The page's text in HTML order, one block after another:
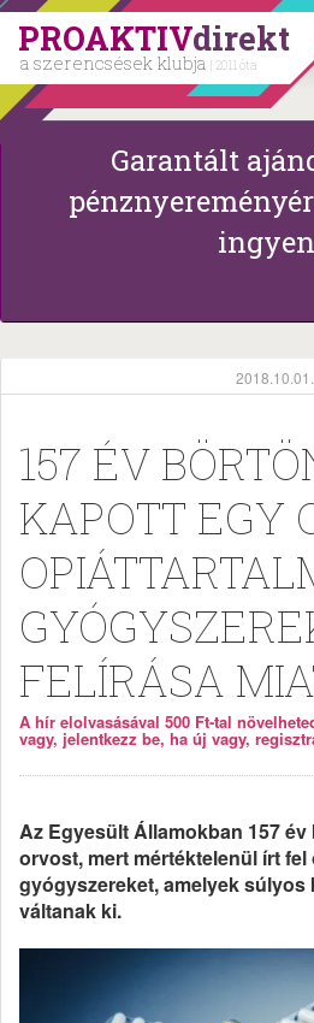
PROAKTIVdirekt
a szerencsések klubja | 2011 óta
Garantált
157 ÉV
KAPOTT EGY
FELÍRÁSA
A hír elolvasásával 500 Ft-tal
vagy, jelentkezz be, ha új vagy,
Az Egyesült Államokban 157
orvost, mert mértéktelenül írt
gyógyszereket, amelyek
váltanak ki.